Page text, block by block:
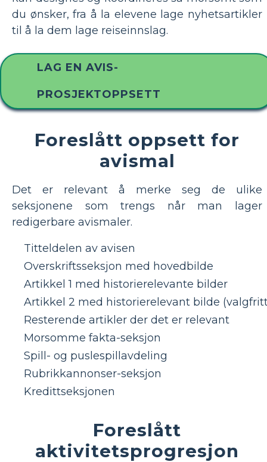
du ønsker, fra å la elevene lage nyhetsartikler
til å la dem lage reiseinnslag.
LAG EN AVIS-
PROSJEKTOPPSETT
Foreslått oppsett for
avismal
Det er relevant å merke seg de ulike
seksjonene som trengs når man lager
redigerbare avismaler.
Titteldelen av avisen
Overskriftsseksjon med hovedbilde
Artikkel 1 med historierelevante bilder
Artikkel 2 med historierelevant bilde
Resterende artikler der det er relevant
Morsomme fakta-seksjon
Spill- og puslespillavdeling
Rubrikkannonser-seksjon
Kredittseksjonen
Foreslått
aktivitetsprogresjon